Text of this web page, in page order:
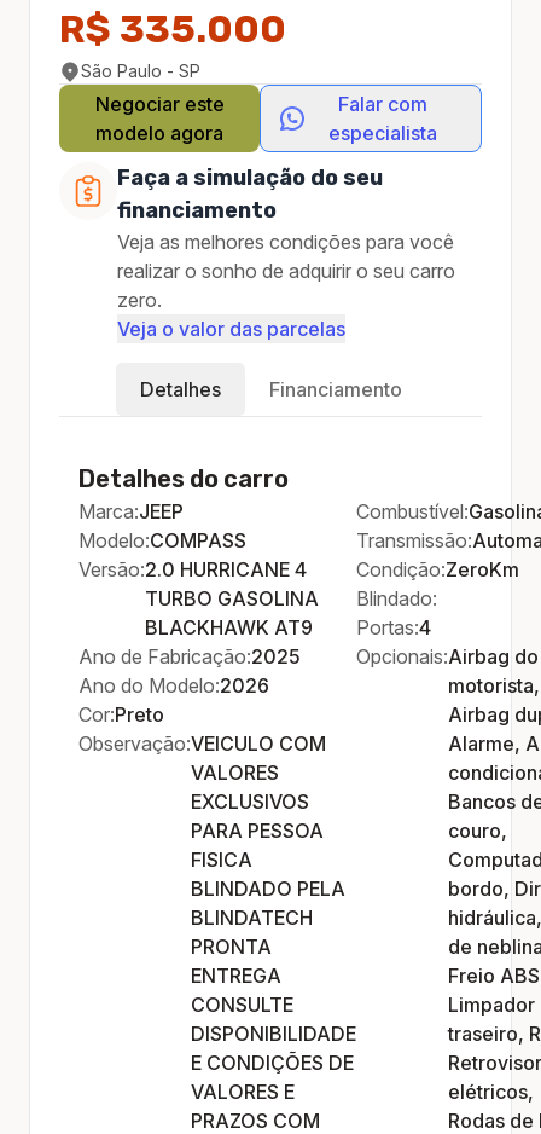
R$ 335.000
São Paulo - SP
Negociar este
modelo agora
Falar com
especialista
Faça a simulação do seu
financiamento
Veja as melhores condições para você
realizar o sonho de adquirir o seu carro
zero.
Veja o valor das parcelas
Detalhes Financiamento
Detalhes do carro
Marca:JEEP
Modelo:COMPASS
Versão:2.0 HURRICANE 4
TURBO GASOLINA
BLACKHAWK AT9
Ano de Fabricação:2025
Ano do Modelo:2026
Cor:Preto
Observação:VEICULO COM
VALORES
EXCLUSIVOS
PARA PESSOA
FISICA
BLINDADO PELA
BLINDATECH
PRONTA
ENTREGA
CONSULTE
DISPONIBILIDADE
E CONDIÇÕES DE
VALORES E
PRAZOS COM
Combustível:
Transmissão:
Condição:ZeroKm
Blindado:
Portas:4
Opcionais:Airbag do
motorista,
Airbag
Alarme,
Bancos
couro,
bordo,
de
Freio
Limpador
traseiro,
elétricos,
Rodas de